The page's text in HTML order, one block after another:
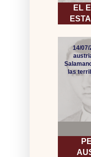
EL
14/
las